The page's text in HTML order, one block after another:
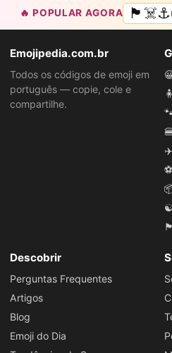
🔥 POPULAR AGORA
Emojipedia.com.br
Todos os códigos de emoji em
português — copie, cole e
compartilhe.
Descobrir
Perguntas Frequentes
Artigos
Blog
Emoji do Dia